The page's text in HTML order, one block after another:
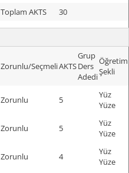
Toplam AKTS
30
Zorunlu/SeçmeliAKTS
Grup
Ders
Adedi
Öğretim
Şekli
Zorunlu 5
Yüz
Yüze
Zorunlu 5
Yüz
Yüze
Zorunlu 4
Yüz
Yüze